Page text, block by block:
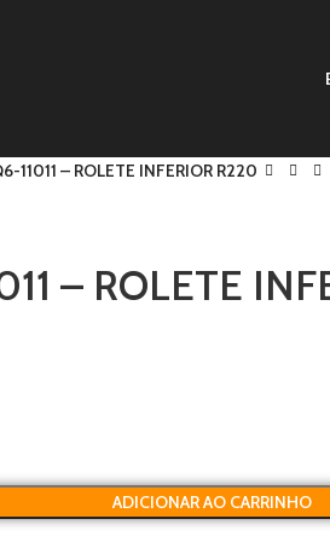
11011 – ROLETE INFERIOR R220
– ROLETE
ADICIONAR AO CARRINHO